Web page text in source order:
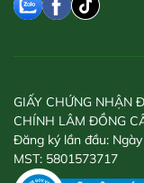
GIẤY CHỨNG NHẬN
CHÍNH LÂM ĐỒNG
Đăng ký lần đầu:
MST: 5801573717